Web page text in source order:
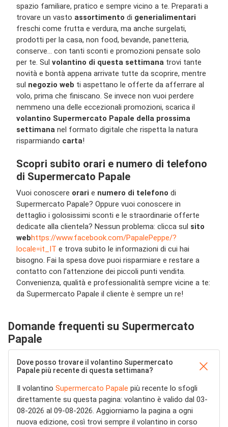
spazio familiare, pratico e sempre vicino a te. Preparati a
trovare un vasto assortimento di generialimentari
freschi come frutta e verdura, ma anche surgelati,
prodotti per la casa, non food, bevande, panetteria,
conserve… con tanti sconti e promozioni pensate solo
per te. Sul volantino di questa settimana trovi tante
novità e bontà appena arrivate tutte da scoprire, mentre
sul negozio web ti aspettano le offerte da afferrare al
volo, prima che finiscano. Se invece non vuoi perdere
nemmeno una delle eccezionali promozioni, scarica il
volantino Supermercato Papale della prossima
settimana nel formato digitale che rispetta la natura
risparmiando carta!
Scopri subito orari e numero di telefono
di Supermercato Papale
Vuoi conoscere orari e numero di telefono di
Supermercato Papale? Oppure vuoi conoscere in
dettaglio i golosissimi sconti e le straordinarie offerte
dedicate alla clientela? Nessun problema: clicca sul sito
webhttps://www.facebook.com/PapalePeppe/?
locale=it_IT e trova subito le informazioni di cui hai
bisogno. Fai la spesa dove puoi risparmiare e restare a
contatto con l’attenzione dei piccoli punti vendita.
Convenienza, qualità e professionalità sempre vicine a te:
da Supermercato Papale il cliente è sempre un re!
Domande frequenti su Supermercato
Papale
Dove posso trovare il volantino Supermercato
Papale più recente di questa settimana?
Il volantino Supermercato Papale più recente lo sfogli
direttamente su questa pagina: volantino è valido dal 03-
08-2026 al 09-08-2026. Aggiorniamo la pagina a ogni
nuova edizione, così trovi sempre il volantino in corso